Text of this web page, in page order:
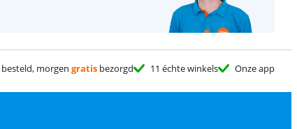
besteld, morgen gratis bezorgd 11 échte winkels Onze app